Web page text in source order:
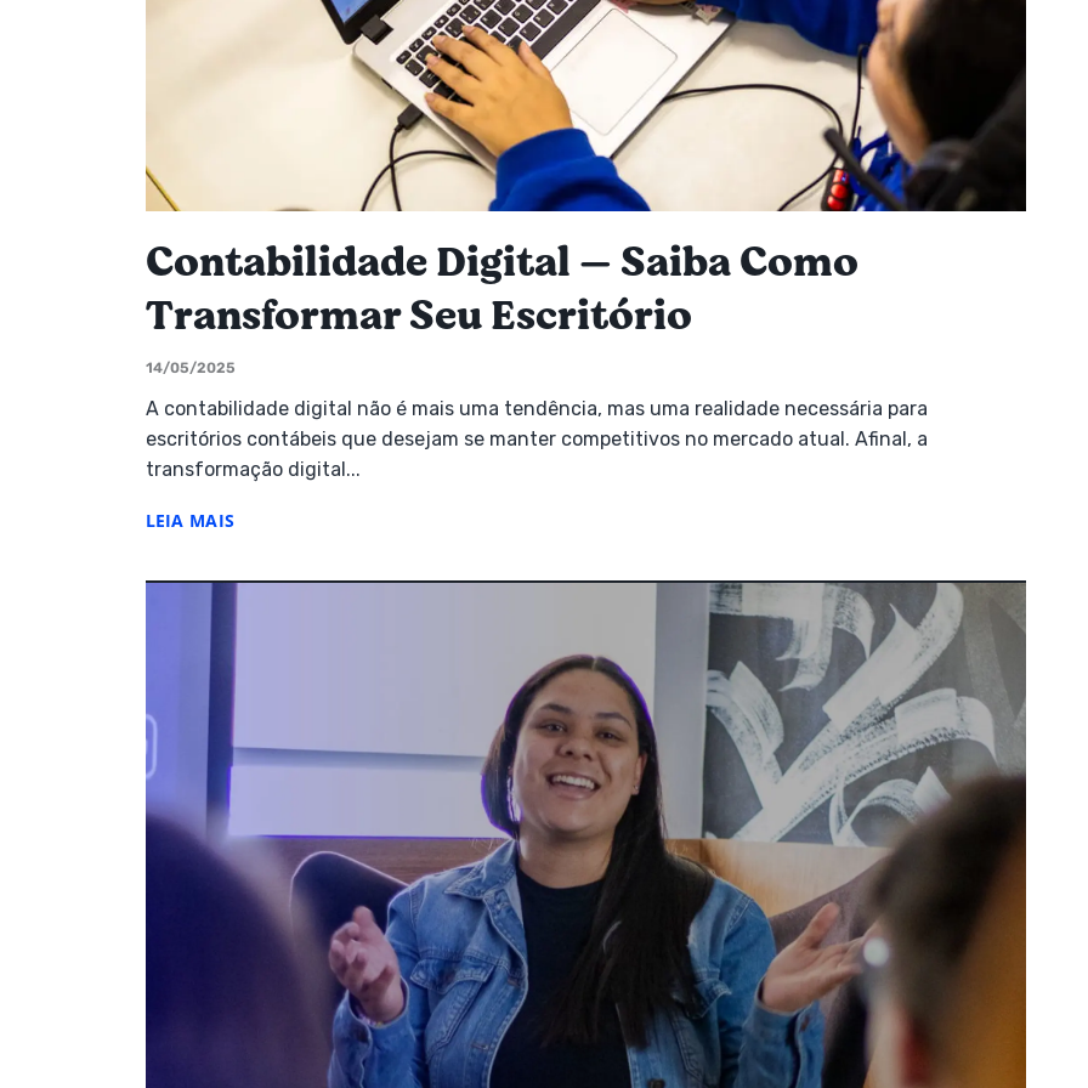
Contabilidade Digital — Saiba Como
Transformar Seu Escritório
14/05/2025
A contabilidade digital não é mais uma tendência, mas uma realidade necessária para
escritórios contábeis que desejam se manter competitivos no mercado atual. Afinal, a
transformação digital...
LEIA MAIS